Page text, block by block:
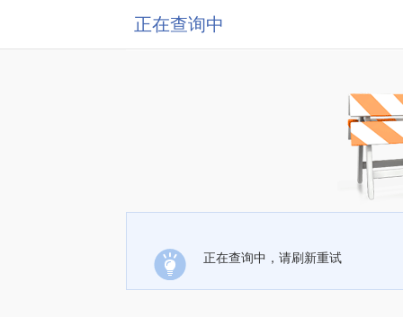
正在查询中
正在查询中，请刷新重试